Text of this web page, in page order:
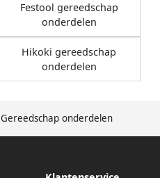
Gereedschap onderdelen
Festool gereedschap
onderdelen
Hikoki gereedschap
onderdelen